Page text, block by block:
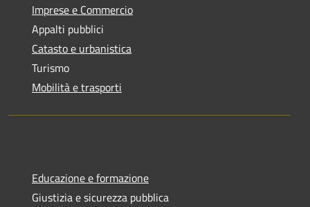
Imprese e Commercio
Appalti pubblici
Catasto e urbanistica
Turismo
Mobilità e trasporti
Educazione e formazione
Giustizia e sicurezza pubblica